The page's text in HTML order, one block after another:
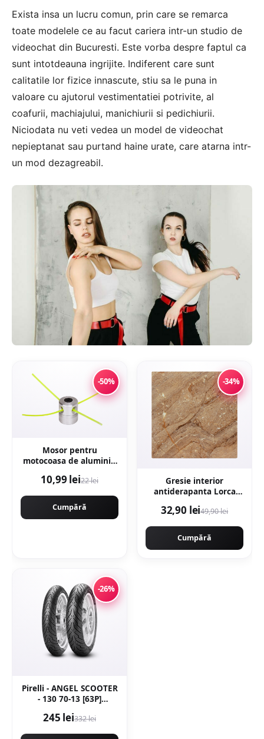
Exista insa un lucru comun, prin care se remarca
toate modelele ce au facut cariera intr-un studio de
videochat din Bucuresti. Este vorba despre faptul ca
sunt intotdeauna ingrijite. Indiferent care sunt
calitatile lor fizice innascute, stiu sa le puna in
valoare cu ajutorul vestimentatiei potrivite, al
coafurii, machiajului, manichiurii si pedichiurii.
Niciodata nu veti vedea un model de videochat
nepieptanat sau purtand haine urate, care atarna intr-
un mod dezagreabil.
-50%
Mosor pentru
motocoasa de aluminiu
rapid. CMP1594
10,99 lei22 lei
Cumpără
-34%
Gresie interior
antiderapanta Lorca
mata tip marmura
32,90 lei49,90 lei
Cumpără
-26%
Pirelli - ANGEL SCOOTER
- 130 70-13 [63P]
Inaltime 70 Janta 13 -
245 lei332 lei